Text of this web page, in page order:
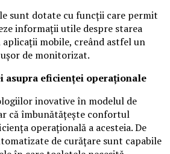
sunt dotate cu funcții care permit
informații utile despre starea
mobile, creând astfel un
de monitorizat.
eficienței operaționale
inovative în modelul de
că îmbunătățește confortul
operațională a acesteia. De
de curățare sunt capabile